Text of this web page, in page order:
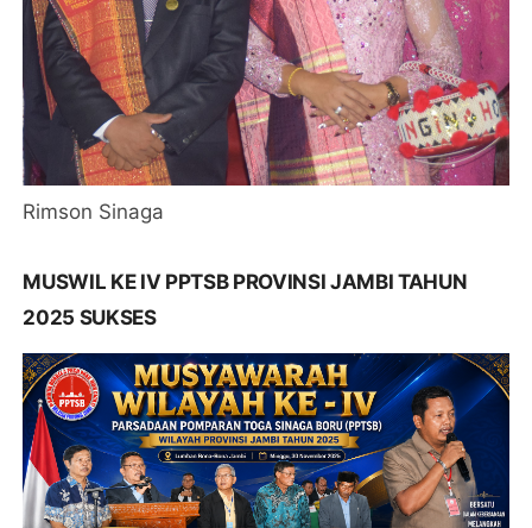
Rimson Sinaga
MUSWIL KE IV PPTSB PROVINSI JAMBI TAHUN
2025 SUKSES